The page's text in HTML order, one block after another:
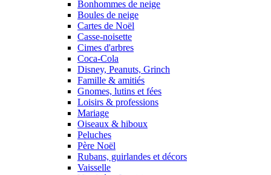
Bonhommes de neige
Boules de neige
Cartes de Noël
Casse-noisette
Cimes d'arbres
Coca-Cola
Disney, Peanuts, Grinch
Famille & amitiés
Gnomes, lutins et fées
Loisirs & professions
Mariage
Oiseaux & hiboux
Peluches
Père Noël
Rubans, guirlandes et décors
Vaisselle